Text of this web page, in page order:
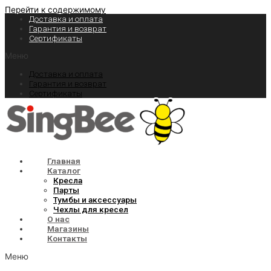
Перейти к содержимому
Доставка и оплата
Гарантия и возврат
Сертификаты
Меню
Доставка и оплата
Гарантия и возврат
Сертификаты
Главная
Каталог
Кресла
Парты
Тумбы и аксессуары
Чехлы для кресел
О нас
Магазины
Контакты
Меню